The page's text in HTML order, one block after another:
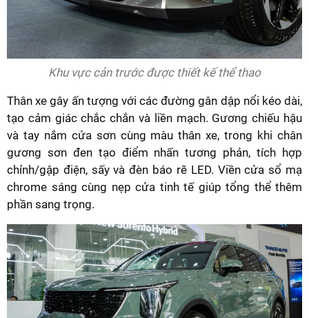
Khu vực cản trước được thiết kế thể thao
Thân xe gây ấn tượng với các đường gân dập nổi kéo dài,
tạo cảm giác chắc chắn và liền mạch. Gương chiếu hậu
và tay nắm cửa sơn cùng màu thân xe, trong khi chân
gương sơn đen tạo điểm nhấn tương phản, tích hợp
chỉnh/gập điện, sấy và đèn báo rẽ LED. Viền cửa sổ mạ
chrome sáng cùng nẹp cửa tinh tế giúp tổng thể thêm
phần sang trọng.